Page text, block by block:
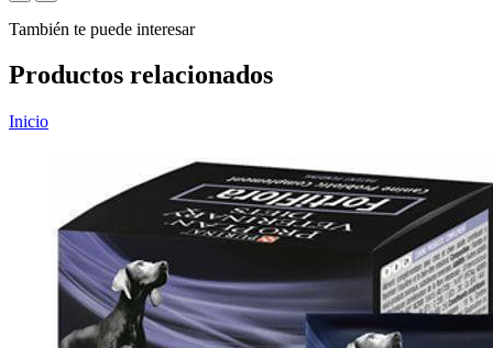
También te puede interesar
Productos relacionados
Inicio